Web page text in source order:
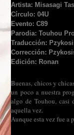
Artista: Misasagi
Círculo: 04U
Evento: C89
Parodia: Touhou
Traducción:
Corrección:
Edición: Ronan
Buenas, chicos y
un poco a nuestra
algo de Touhou, casi
aquella vez.
Aunque esta vez fue